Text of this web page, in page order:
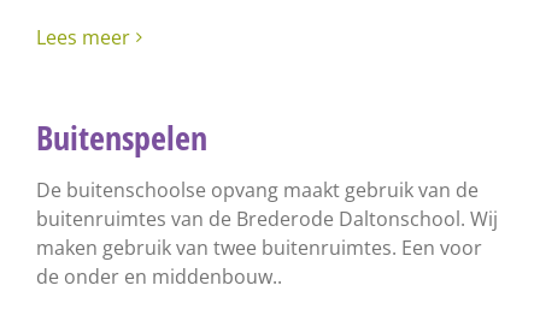
Lees meer
Buitenspelen
De buitenschoolse opvang maakt gebruik van de
buitenruimtes van de Brederode Daltonschool. Wij
maken gebruik van twee buitenruimtes. Een voor
de onder en middenbouw..